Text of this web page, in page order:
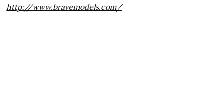
http://www.bravemodels.com/